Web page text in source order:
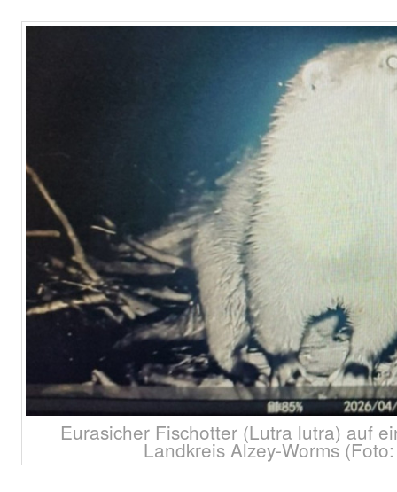
Eurasicher Fischotter (Lutra lutra) auf
Landkreis Alzey-Worms